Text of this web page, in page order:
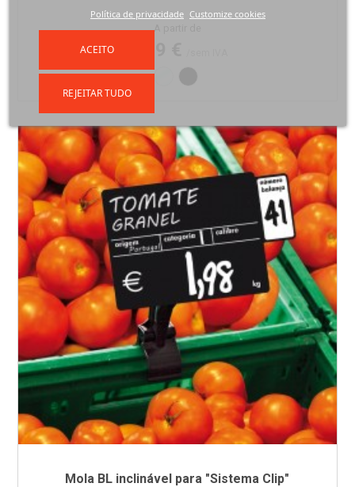
A partir de
Transparente
Preto
Mola BL inclinável para "Sistema Clip"
Política de privacidade Customize cookies
REJEITAR TUDO
ACEITO